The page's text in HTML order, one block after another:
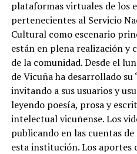
plataformas virtuales de los
pertenecientes al Servicio
Cultural como escenario
están en plena realización y
de la comunidad. Desde el
de Vicuña ha desarrollado
invitando a sus usuarios y
leyendo poesía, prosa y
intelectual vicuñense. Los
publicando en las cuentas
esta institución. Los aportes